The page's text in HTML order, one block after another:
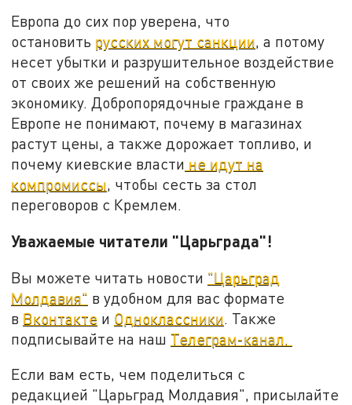
Европа до сих пор уверена, что
остановить русских могут санкции, а потому
несет убытки и разрушительное воздействие
от своих же решений на собственную
экономику. Добропорядочные граждане в
Европе не понимают, почему в магазинах
растут цены, а также дорожает топливо, и
почему киевские власти не идут на
компромиссы, чтобы сесть за стол
переговоров с Кремлем.
Уважаемые читатели "Царьграда"!
Вы можете читать новости "Царьград
Молдавия" в удобном для вас формате
в Вконтакте и Одноклассники . Также
подписывайте на наш Телеграм-канал.
Если вам есть, чем поделиться с
редакцией "Царьград Молдавия", присылайте